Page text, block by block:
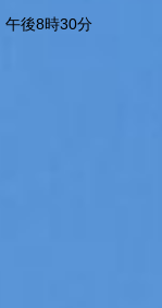
午後8時30分